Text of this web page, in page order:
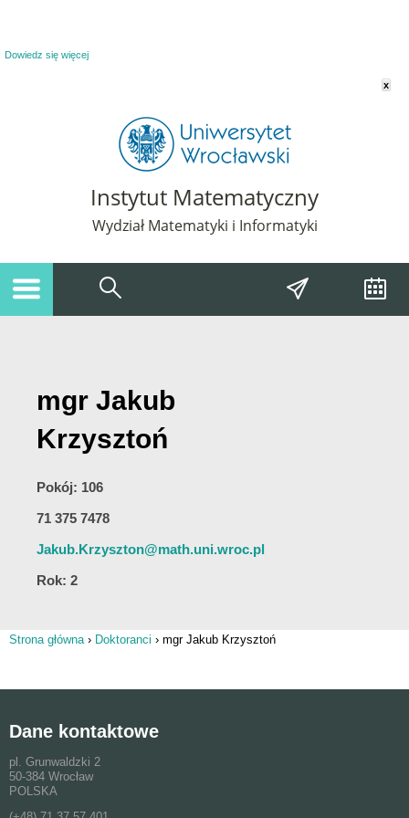
Dowiedz się więcej
x
Instytut Matematyczny
Wydział Matematyki i Informatyki
mgr Jakub
Krzysztoń
Pokój: 106
71 375 7478
Jakub.Krzyszton@math.uni.wroc.pl
Rok: 2
Strona główna› Doktoranci › mgr Jakub Krzysztoń
Dane kontaktowe
pl. Grunwaldzki 2
50-384 Wrocław
POLSKA